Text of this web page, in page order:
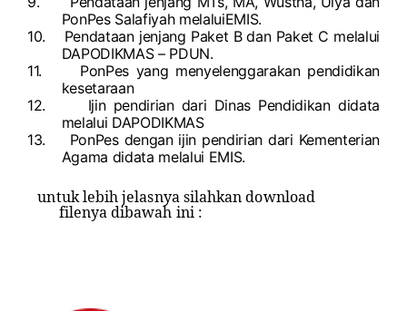
PonPes Salafiyah melaluiEMIS.
10.
Pendataan jenjang Paket B dan Paket C melalui
DAPODIKMAS – PDUN.
11.
PonPes yang menyelenggarakan pendidikan
kesetaraan
12.
Ijin pendirian dari Dinas Pendidikan didata
melalui DAPODIKMAS
13.
PonPes dengan ijin pendirian dari Kementerian
Agama didata melalui EMIS.
untuk lebih jelasnya silahkan download
filenya dibawah ini :